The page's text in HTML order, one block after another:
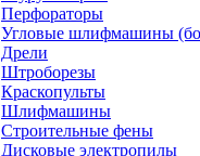
Перфораторы
Угловые шлифмашины
Дрели
Штроборезы
Краскопульты
Шлифмашины
Строительные фены
Дисковые электропилы